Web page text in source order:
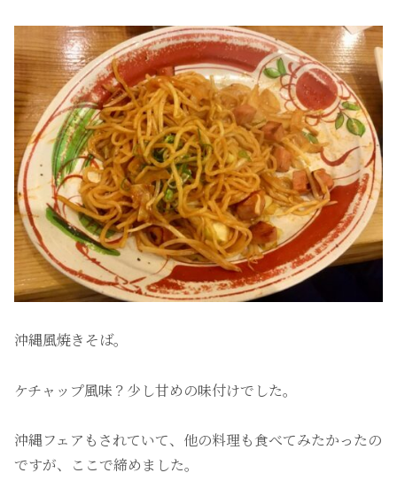
沖縄風焼きそば。
ケチャップ風味？少し甘めの味付けでした。
沖縄フェアもされていて、他の料理も食べてみたかったの
ですが、ここで締めました。